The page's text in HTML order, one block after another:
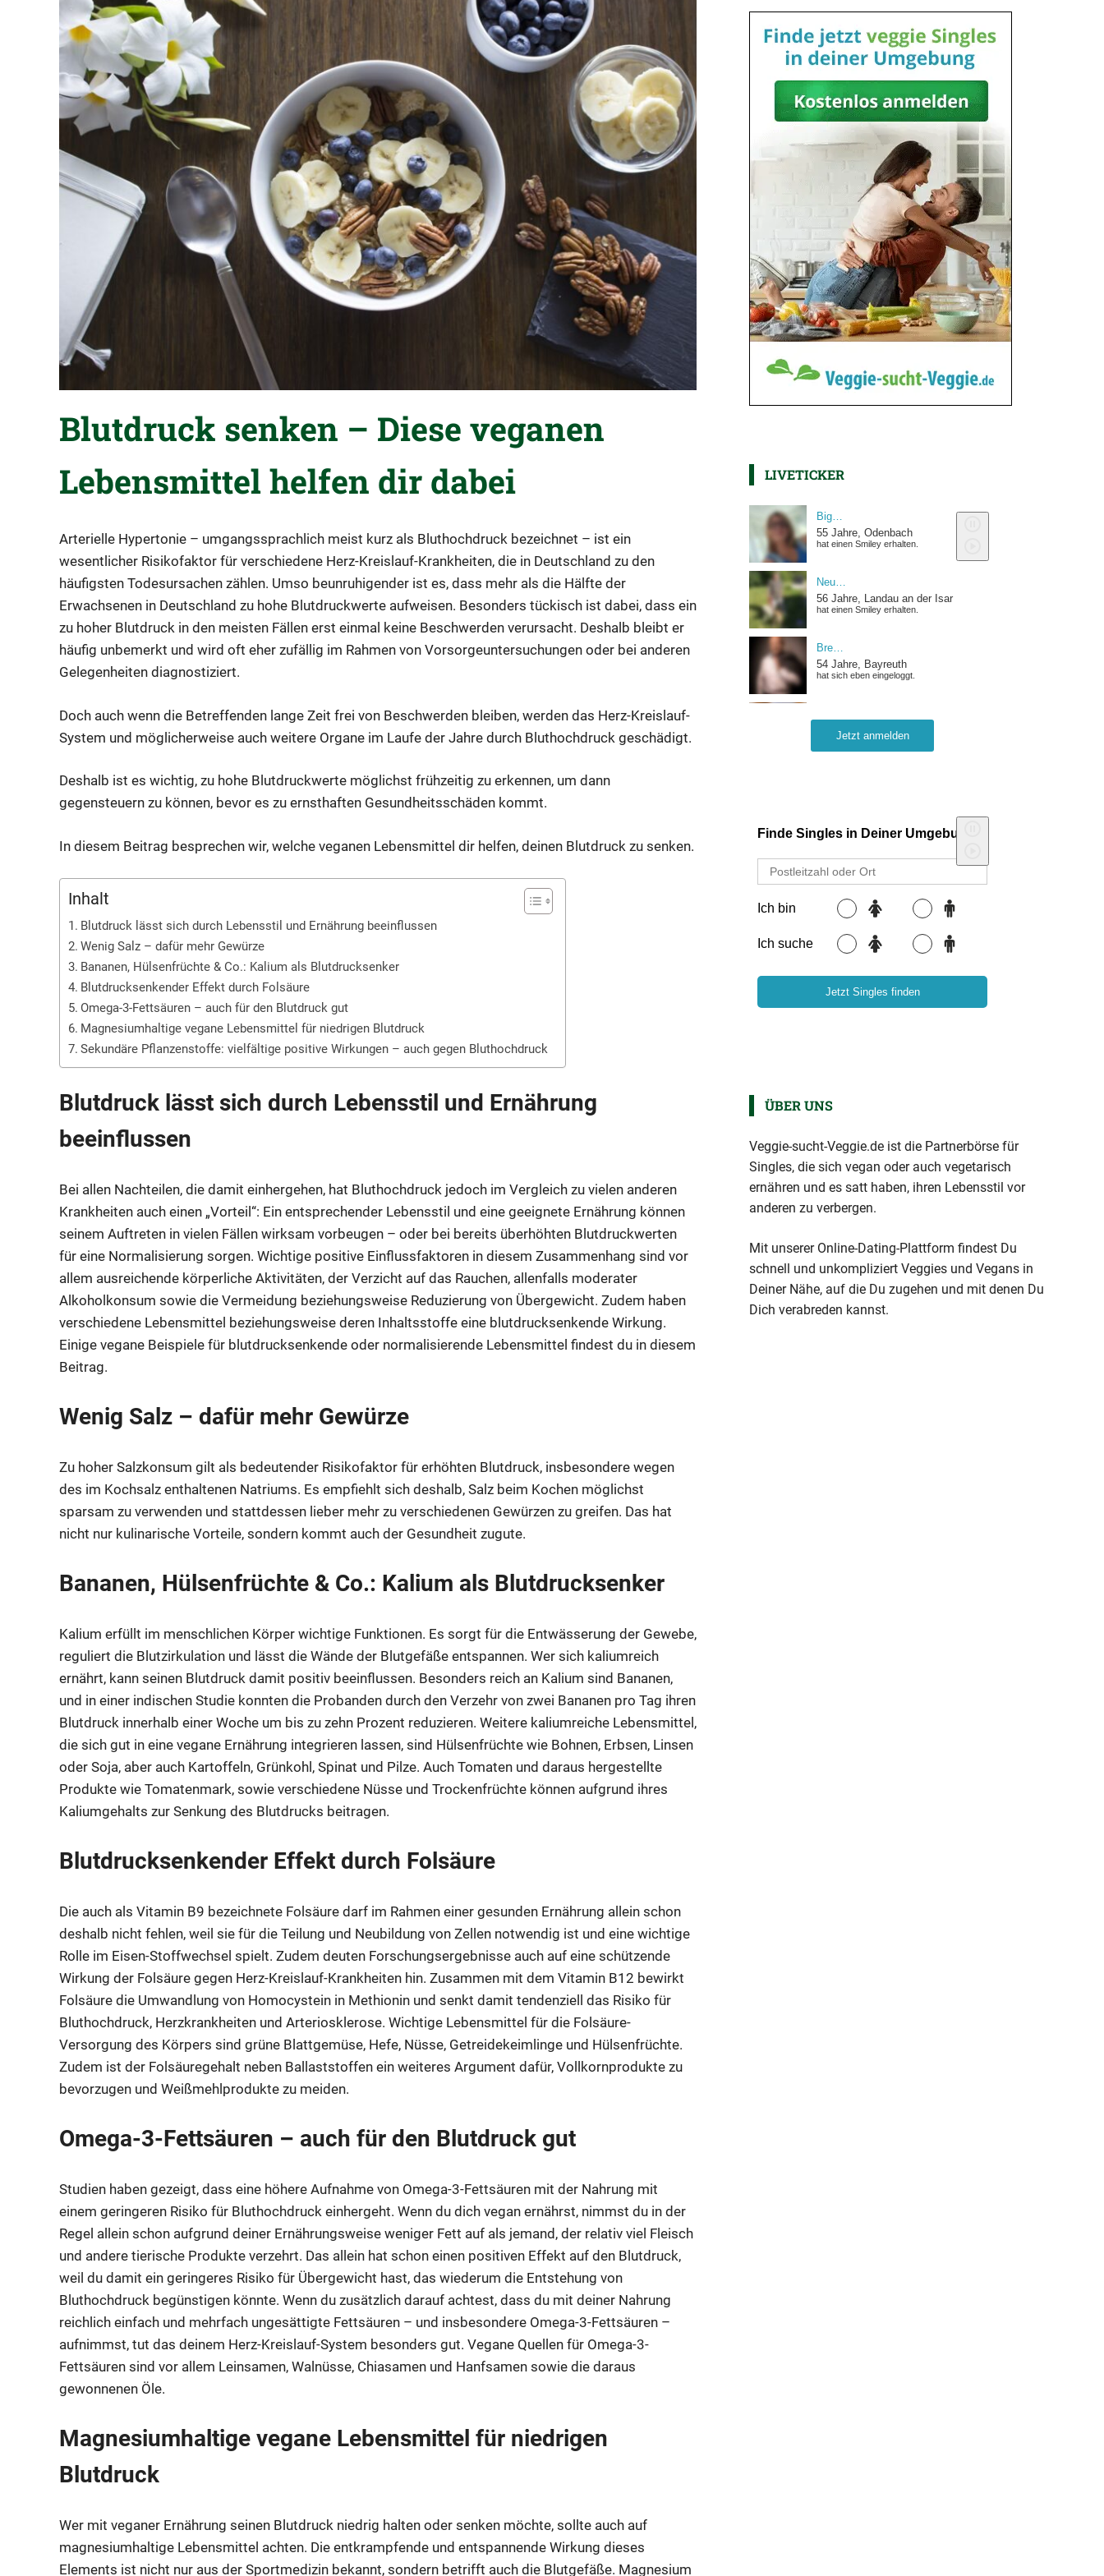
Blutdruck senken – Diese veganen
Lebensmittel helfen dir dabei
Arterielle Hypertonie – umgangssprachlich meist kurz als Bluthochdruck bezeichnet – ist ein
wesentlicher Risikofaktor für verschiedene Herz-Kreislauf-Krankheiten, die in Deutschland zu den
häufigsten Todesursachen zählen. Umso beunruhigender ist es, dass mehr als die Hälfte der
Erwachsenen in Deutschland zu hohe Blutdruckwerte aufweisen. Besonders tückisch ist dabei, dass ein
zu hoher Blutdruck in den meisten Fällen erst einmal keine Beschwerden verursacht. Deshalb bleibt er
häufig unbemerkt und wird oft eher zufällig im Rahmen von Vorsorgeuntersuchungen oder bei anderen
Gelegenheiten diagnostiziert.
Doch auch wenn die Betreffenden lange Zeit frei von Beschwerden bleiben, werden das Herz-Kreislauf-
System und möglicherweise auch weitere Organe im Laufe der Jahre durch Bluthochdruck geschädigt.
Deshalb ist es wichtig, zu hohe Blutdruckwerte möglichst frühzeitig zu erkennen, um dann
gegensteuern zu können, bevor es zu ernsthaften Gesundheitsschäden kommt.
In diesem Beitrag besprechen wir, welche veganen Lebensmittel dir helfen, deinen Blutdruck zu senken.
Inhalt
Blutdruck lässt sich durch Lebensstil und Ernährung beeinflussen
Wenig Salz – dafür mehr Gewürze
Bananen, Hülsenfrüchte & Co.: Kalium als Blutdrucksenker
Blutdrucksenkender Effekt durch Folsäure
Omega-3-Fettsäuren – auch für den Blutdruck gut
Magnesiumhaltige vegane Lebensmittel für niedrigen Blutdruck
Sekundäre Pflanzenstoffe: vielfältige positive Wirkungen – auch gegen Bluthochdruck
Blutdruck lässt sich durch Lebensstil und Ernährung
beeinflussen
Bei allen Nachteilen, die damit einhergehen, hat Bluthochdruck jedoch im Vergleich zu vielen anderen
Krankheiten auch einen „Vorteil“: Ein entsprechender Lebensstil und eine geeignete Ernährung können
seinem Auftreten in vielen Fällen wirksam vorbeugen – oder bei bereits überhöhten Blutdruckwerten
für eine Normalisierung sorgen. Wichtige positive Einflussfaktoren in diesem Zusammenhang sind vor
allem ausreichende körperliche Aktivitäten, der Verzicht auf das Rauchen, allenfalls moderater
Alkoholkonsum sowie die Vermeidung beziehungsweise Reduzierung von Übergewicht. Zudem haben
verschiedene Lebensmittel beziehungsweise deren Inhaltsstoffe eine blutdrucksenkende Wirkung.
Einige vegane Beispiele für blutdrucksenkende oder normalisierende Lebensmittel findest du in diesem
Beitrag.
Wenig Salz – dafür mehr Gewürze
Zu hoher Salzkonsum gilt als bedeutender Risikofaktor für erhöhten Blutdruck, insbesondere wegen
des im Kochsalz enthaltenen Natriums. Es empfiehlt sich deshalb, Salz beim Kochen möglichst
sparsam zu verwenden und stattdessen lieber mehr zu verschiedenen Gewürzen zu greifen. Das hat
nicht nur kulinarische Vorteile, sondern kommt auch der Gesundheit zugute.
Bananen, Hülsenfrüchte & Co.: Kalium als Blutdrucksenker
Kalium erfüllt im menschlichen Körper wichtige Funktionen. Es sorgt für die Entwässerung der Gewebe,
reguliert die Blutzirkulation und lässt die Wände der Blutgefäße entspannen. Wer sich kaliumreich
ernährt, kann seinen Blutdruck damit positiv beeinflussen. Besonders reich an Kalium sind Bananen,
und in einer indischen Studie konnten die Probanden durch den Verzehr von zwei Bananen pro Tag ihren
Blutdruck innerhalb einer Woche um bis zu zehn Prozent reduzieren. Weitere kaliumreiche Lebensmittel,
die sich gut in eine vegane Ernährung integrieren lassen, sind Hülsenfrüchte wie Bohnen, Erbsen, Linsen
oder Soja, aber auch Kartoffeln, Grünkohl, Spinat und Pilze. Auch Tomaten und daraus hergestellte
Produkte wie Tomatenmark, sowie verschiedene Nüsse und Trockenfrüchte können aufgrund ihres
Kaliumgehalts zur Senkung des Blutdrucks beitragen.
Blutdrucksenkender Effekt durch Folsäure
Die auch als Vitamin B9 bezeichnete Folsäure darf im Rahmen einer gesunden Ernährung allein schon
deshalb nicht fehlen, weil sie für die Teilung und Neubildung von Zellen notwendig ist und eine wichtige
Rolle im Eisen-Stoffwechsel spielt. Zudem deuten Forschungsergebnisse auch auf eine schützende
Wirkung der Folsäure gegen Herz-Kreislauf-Krankheiten hin. Zusammen mit dem Vitamin B12 bewirkt
Folsäure die Umwandlung von Homocystein in Methionin und senkt damit tendenziell das Risiko für
Bluthochdruck, Herzkrankheiten und Arteriosklerose. Wichtige Lebensmittel für die Folsäure-
Versorgung des Körpers sind grüne Blattgemüse, Hefe, Nüsse, Getreidekeimlinge und Hülsenfrüchte.
Zudem ist der Folsäuregehalt neben Ballaststoffen ein weiteres Argument dafür, Vollkornprodukte zu
bevorzugen und Weißmehlprodukte zu meiden.
Omega-3-Fettsäuren – auch für den Blutdruck gut
Studien haben gezeigt, dass eine höhere Aufnahme von Omega-3-Fettsäuren mit der Nahrung mit
einem geringeren Risiko für Bluthochdruck einhergeht. Wenn du dich vegan ernährst, nimmst du in der
Regel allein schon aufgrund deiner Ernährungsweise weniger Fett auf als jemand, der relativ viel Fleisch
und andere tierische Produkte verzehrt. Das allein hat schon einen positiven Effekt auf den Blutdruck,
weil du damit ein geringeres Risiko für Übergewicht hast, das wiederum die Entstehung von
Bluthochdruck begünstigen könnte. Wenn du zusätzlich darauf achtest, dass du mit deiner Nahrung
reichlich einfach und mehrfach ungesättigte Fettsäuren – und insbesondere Omega-3-Fettsäuren –
aufnimmst, tut das deinem Herz-Kreislauf-System besonders gut. Vegane Quellen für Omega-3-
Fettsäuren sind vor allem Leinsamen, Walnüsse, Chiasamen und Hanfsamen sowie die daraus
gewonnenen Öle.
Magnesiumhaltige vegane Lebensmittel für niedrigen
Blutdruck
Wer mit veganer Ernährung seinen Blutdruck niedrig halten oder senken möchte, sollte auch auf
magnesiumhaltige Lebensmittel achten. Die entkrampfende und entspannende Wirkung dieses
Elements ist nicht nur aus der Sportmedizin bekannt, sondern betrifft auch die Blutgefäße. Magnesium
LIVETICKER
ÜBER UNS
Veggie-sucht-Veggie.de ist die Partnerbörse für
Singles, die sich vegan oder auch vegetarisch
ernähren und es satt haben, ihren Lebensstil vor
anderen zu verbergen.
Mit unserer Online-Dating-Plattform findest Du
schnell und unkompliziert Veggies und Vegans in
Deiner Nähe, auf die Du zugehen und mit denen Du
Dich verabreden kannst.